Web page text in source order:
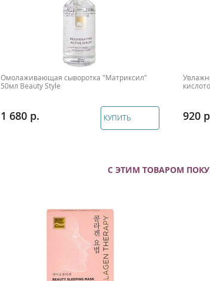
Омолаживающая сыворотка "Матриксил"
50мл Beauty Style
1 680 КУПИТЬ 920
С ЭТИМ ТОВАРОМ